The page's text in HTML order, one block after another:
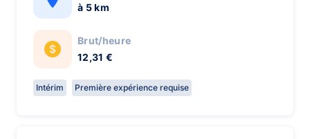
à 5 km
Brut/heure
12,31 €
Intérim Première expérience requise